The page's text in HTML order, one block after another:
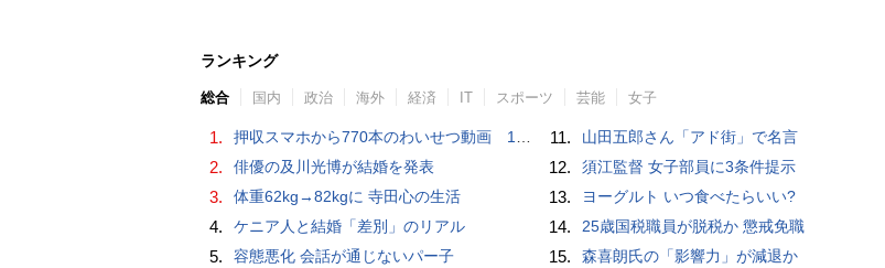
ランキング
総合 国内 政治 海外 経済 IT スポーツ 芸能 女子
1. 押収スマホから770本のわいせつ動画 15歳少女に酒と薬飲ませ性的暴行か 54歳男を再逮捕 「薬もありますよ」とSNSで誘い出し
2. 俳優の及川光博が結婚を発表
3. 体重62kg→82kgに 寺田心の生活
4. ケニア人と結婚「差別」のリアル
5. 容態悪化 会話が通じないパー子
11. 山田五郎さん「アド街」で名言
12. 須江監督 女子部員に3条件提示
13. ヨーグルト いつ食べたらいい?
14. 25歳国税職員が脱税か 懲戒免職
15. 森喜朗氏の「影響力」が減退か